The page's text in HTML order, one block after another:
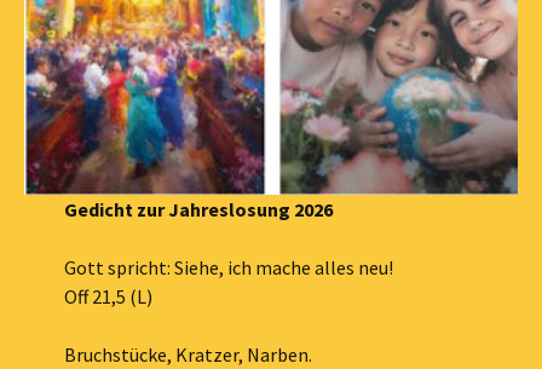
Gedicht zur Jahreslosung 2026
Gott spricht: Siehe, ich mache alles neu!
Off 21,5 (L)
Bruchstücke, Kratzer, Narben.